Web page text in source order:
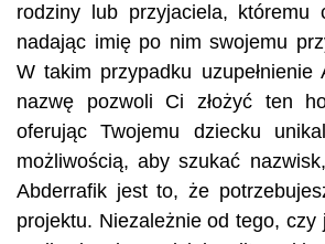
rodziny lub przyjaciela, któremu
nadając imię po nim swojemu
W takim przypadku uzupełnienie
nazwę pozwoli Ci złożyć ten
oferując Twojemu dziecku
możliwością, aby szukać
Abderrafik jest to, że
projektu. Niezależnie od tego, czy